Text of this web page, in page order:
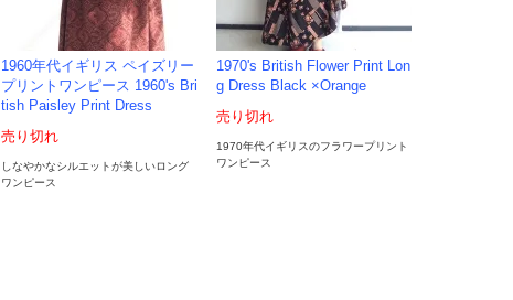
1960年代イギリス ペイズリー
プリントワンピース 1960's Bri
tish Paisley Print Dress
売り切れ
しなやかなシルエットが美しいロング
ワンピース
1970's British Flower Print Lon
g Dress Black ×Orange
売り切れ
1970年代イギリスのフラワープリント
ワンピース